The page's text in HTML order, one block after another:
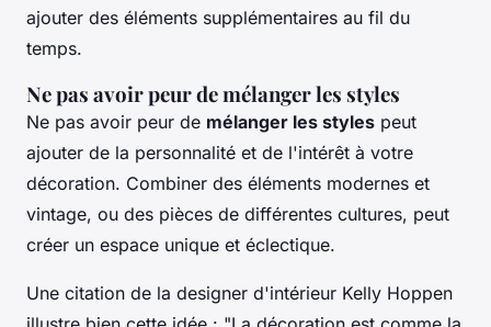
ajouter des éléments supplémentaires au fil du
temps.
Ne pas avoir peur de mélanger les styles
Ne pas avoir peur de mélanger les styles peut
ajouter de la personnalité et de l'intérêt à votre
décoration. Combiner des éléments modernes et
vintage, ou des pièces de différentes cultures, peut
créer un espace unique et éclectique.
Une citation de la designer d'intérieur Kelly Hoppen